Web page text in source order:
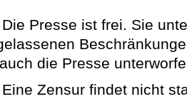
Die Presse ist frei. Sie
die Presse
Zensur findet nicht